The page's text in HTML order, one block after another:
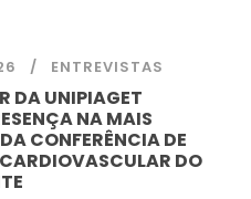
ENTREVISTAS
DA UNIPIAGET
NA MAIS
CONFERÊNCIA DE
DO